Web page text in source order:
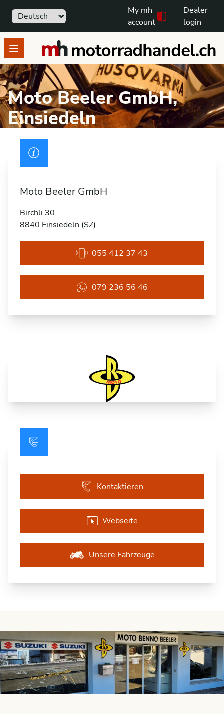
Sprache
Free text search
My mh
account
Dealer
login
Open menumotorradhandel.ch
Moto Beeler GmbH,
Einsiedeln
Führerschein
Moto Beeler GmbH
Birchli 30
8840 Einsiedeln (SZ)
055 412 37 43
079 236 56 46
Kontaktieren
Webseite
Unsere Fahrzeuge